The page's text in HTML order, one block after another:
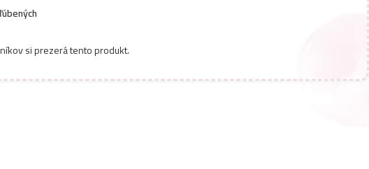
si prezerá tento produkt.